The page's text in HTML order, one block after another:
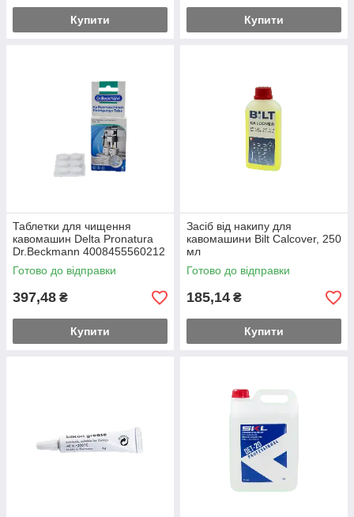
Купити Купити
Таблетки для чищення
кавомашин Delta Pronatura
Dr.Beckmann 4008455560212
(6 штук)
Готово до відправки
397,48 ₴
Купити
Засіб від накипу для
кавомашини Bilt Calcover, 250
мл
Готово до відправки
185,14 ₴
Купити